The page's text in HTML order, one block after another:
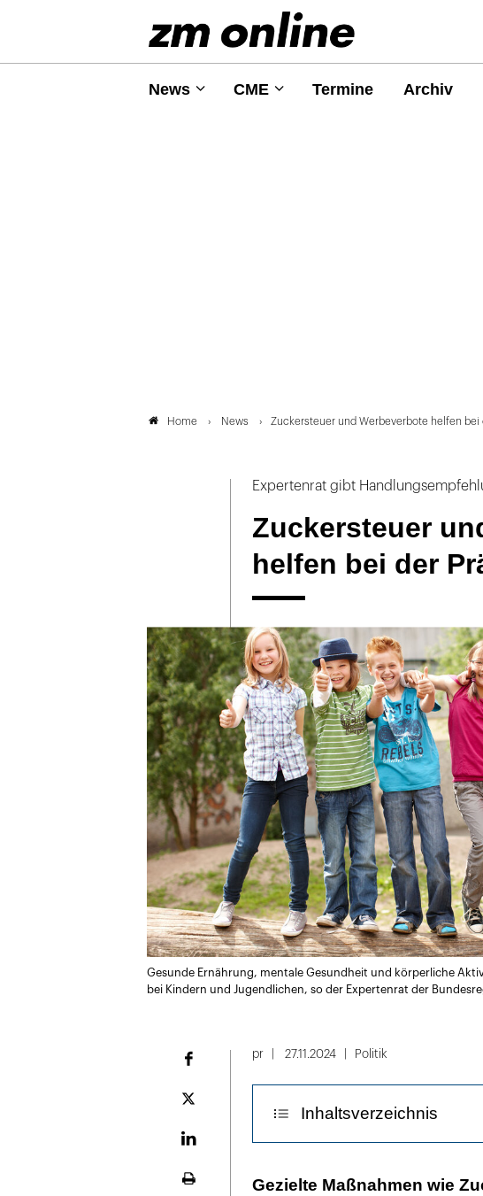
News CME Termine Archiv
Home News Zuckersteuer und Werbeverbote helfen bei
Expertenrat gibt
Zuckersteuer
helfen bei der
Gesunde Ernährung, mentale Gesundheit und körperliche
bei Kindern und Jugendlichen, so der Expertenrat der
Plattform
pr 27.11.2024 Politik
Inhaltsverzeichnis
Eltern sind eine wichtige
Gezielte Maßnahmen wie